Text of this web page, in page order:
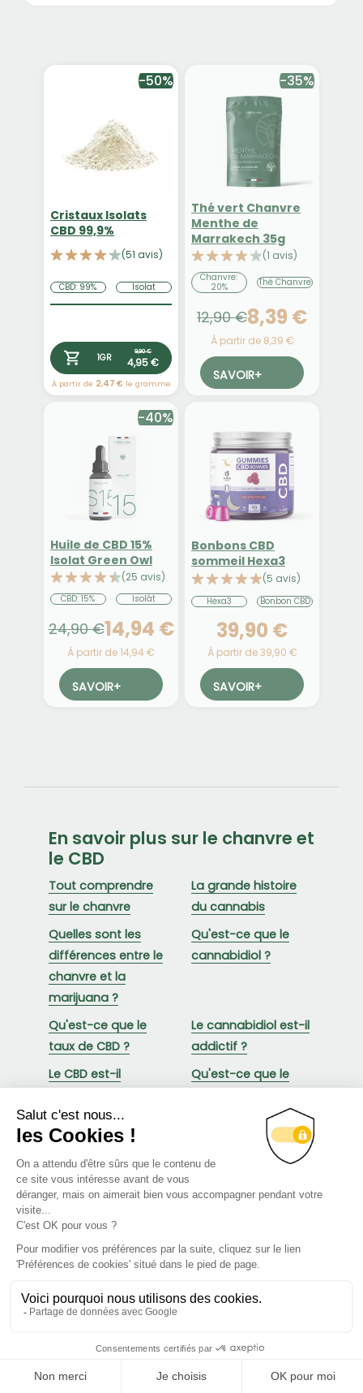
-50%
Cristaux Isolats
CBD 99,9%
(51 avis)
CBD: 99% Isolat
1GR
9,90 €
4,95 €
À partir de 2,47 € le gramme
-35%
Thé vert Chanvre
Menthe de
Marrakech 35g
(1 avis)
Chanvre:
20%
Thé Chanvre
12,90 €8,39 €
À partir de 8,39 €
SAVOIR+
-40%
Huile de CBD 15%
Isolat Green Owl
(25 avis)
CBD: 15% Isolât
24,90 €14,94 €
À partir de 14,94 €
SAVOIR+
Bonbons CBD
sommeil Hexa3
(5 avis)
Hexa3 Bonbon CBD
39,90 €
À partir de 39,90 €
SAVOIR+
En savoir plus sur le chanvre et
le CBD
Tout comprendre
sur le chanvre
La grande histoire
du cannabis
Quelles sont les
différences entre le
chanvre et la
marijuana ?
Qu'est-ce que le
cannabidiol ?
Qu'est-ce que le
taux de CBD ?
Le cannabidiol est-il
addictif ?
Le CBD est-il
test salivaire ?
Qu'est-ce que le
cannabidiolique ?
CBD vs THC : quelles
sont les différences
?
Trouble du sommeil :
comment le CBD
Comment le CBD
peut aider à gérer la
Tétrahydrocannabivarine
Qu'est-ce que le
Qu'est-ce que le
?
Qu'est-ce que le
Qu'est-ce que le
Compte Menu